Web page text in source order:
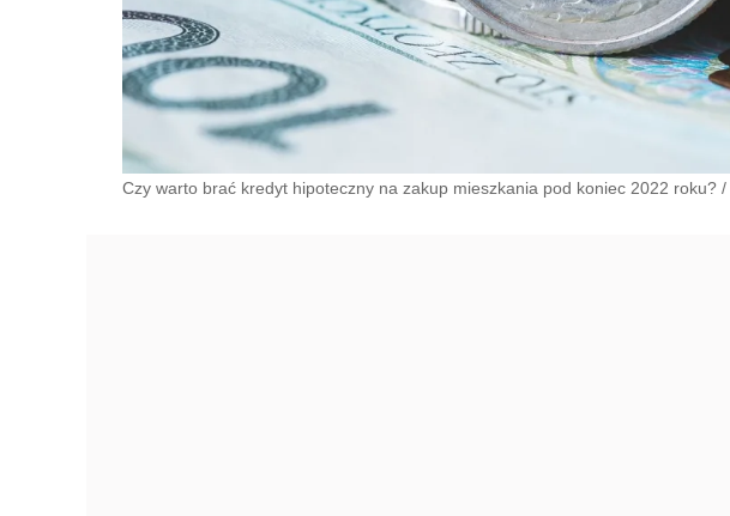
Czy warto brać kredyt hipoteczny na zakup mieszkania pod koniec 2022 roku? /